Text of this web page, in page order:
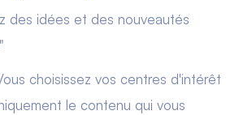
des idées et des nouveautés
choisissez vos centres d'intérêt
le contenu qui vous